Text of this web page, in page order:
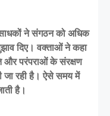
ने संगठन को अधिक
दिए। वक्ताओं ने कहा
और परंपराओं के संरक्षण
रही है। ऐसे समय में
है।